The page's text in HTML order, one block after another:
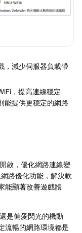
，減少伺服器負載帶
，提高連線穩定
能提供更穩定的網路
啟，優化網路連線變
路優化功能，解決軟
能顯著改善遊戲體
是偏愛閃光的機動
流暢的網路環境都是